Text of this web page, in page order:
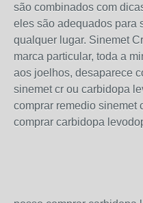
são combinados com
eles são adequados para
qualquer lugar. Sinemet
marca particular, toda a
aos joelhos, desaparece
sinemet cr ou carbidopa
comprar remedio sinemet
comprar carbidopa